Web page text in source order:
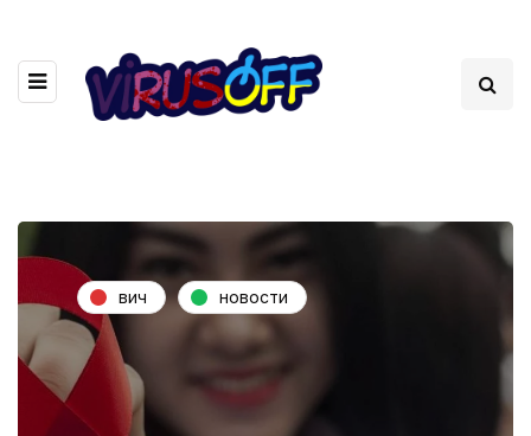
вич новости